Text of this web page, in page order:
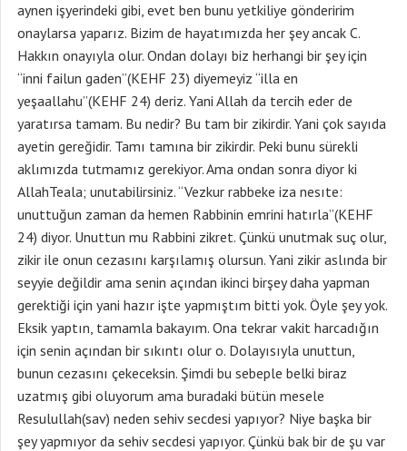
aynen işyerindeki gibi, evet ben bunu yetkiliye gönderirim
onaylarsa yaparız. Bizim de hayatımızda her şey ancak C.
Hakkın onayıyla olur. Ondan dolayı biz herhangi bir şey için
“inni failun gaden”(KEHF 23) diyemeyiz “illa en
yeşaallahu”(KEHF 24) deriz. Yani Allah da tercih eder de
yaratırsa tamam. Bu nedir? Bu tam bir zikirdir. Yani çok sayıda
ayetin gereğidir. Tamı tamına bir zikirdir. Peki bunu sürekli
aklımızda tutmamız gerekiyor. Ama ondan sonra diyor ki
AllahTeala; unutabilirsiniz. “Vezkur rabbeke iza nesıte:
unuttuğun zaman da hemen Rabbinin emrini hatırla”(KEHF
24) diyor. Unuttun mu Rabbini zikret. Çünkü unutmak suç olur,
zikir ile onun cezasını karşılamış olursun. Yani zikir aslında bir
seyyie değildir ama senin açından ikinci birşey daha yapman
gerektiği için yani hazır işte yapmıştım bitti yok. Öyle şey yok.
Eksik yaptın, tamamla bakayım. Ona tekrar vakit harcadığın
için senin açından bir sıkıntı olur o. Dolayısıyla unuttun,
bunun cezasını çekeceksin. Şimdi bu sebeple belki biraz
uzatmış gibi oluyorum ama buradaki bütün mesele
Resulullah(sav) neden sehiv secdesi yapıyor? Niye başka bir
şey yapmıyor da sehiv secdesi yapıyor. Çünkü bak bir de şu var